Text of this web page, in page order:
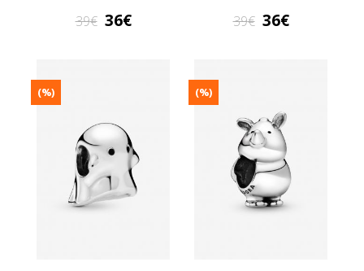
39 36 39 36
(%) (%)